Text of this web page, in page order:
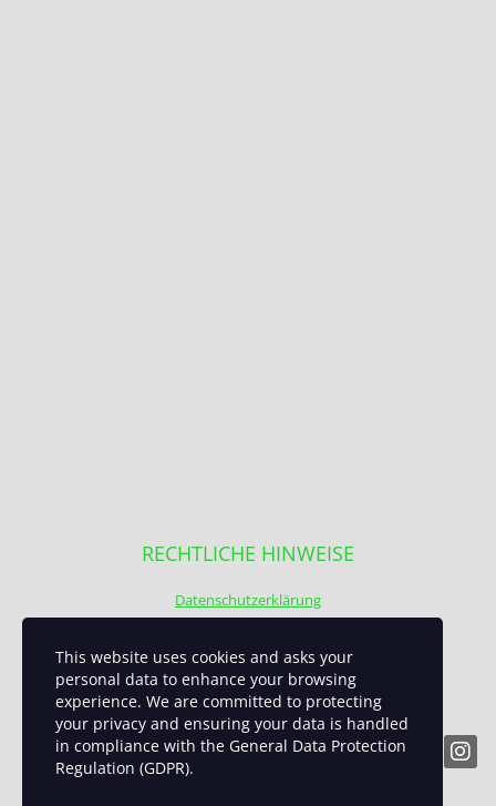
RECHTLICHE HINWEISE
Datenschutzerklärung
This website uses cookies and asks your
personal data to enhance your browsing
experience. We are committed to protecting
your privacy and ensuring your data is handled
in compliance with the General Data Protection
Regulation (GDPR).